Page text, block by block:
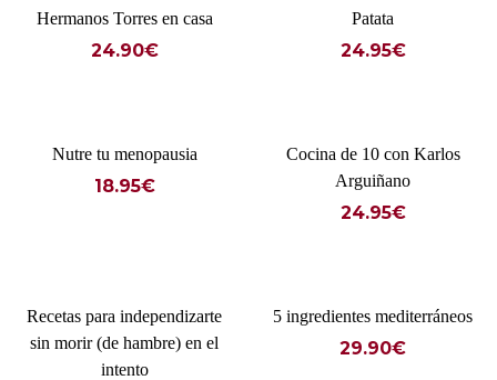
Hermanos Torres en casa
24.90€
Patata
24.95€
Nutre tu menopausia
18.95€
Cocina de 10 con Karlos
Arguiñano
24.95€
Recetas para independizarte
sin morir (de hambre) en el
intento
5 ingredientes mediterráneos
29.90€